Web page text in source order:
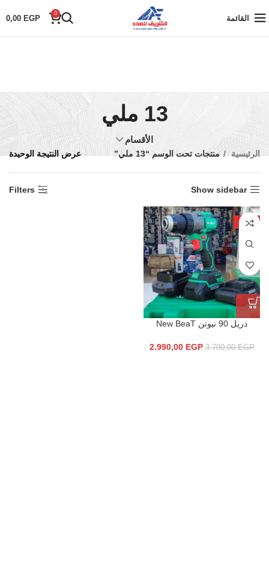
القائمة
0
0,00 EGP
13 ملي
الأقسام
الرئيسية منتجات تحت الوسم “13 ملي” عرض النتيجة الوحيدة
Show sidebar
Filters
-19%
دريل 90 نيوتن New BeaT
3.700,00EGP
2.990,00 EGP